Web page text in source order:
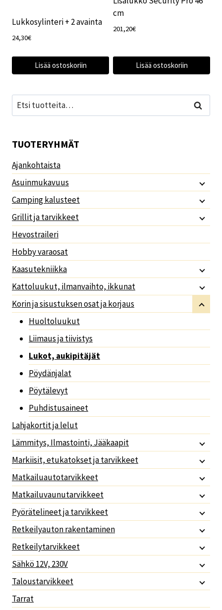
Lukkosylinteri + 2 avainta
24,30€
Lisää ostoskoriin
cm
201,20€
Lisää ostoskoriin
Etsi: Haku
TUOTERYHMÄT
Ajankohtaista
Asuinmukavuus
Camping kalusteet
Grillit ja tarvikkeet
Hevostraileri
Hobby varaosat
Kaasutekniikka
Kattoluukut, ilmanvaihto, ikkunat
Korin ja sisustuksen osat ja korjaus
Huoltoluukut
Liimaus ja tiivistys
Lukot, aukipitäjät
Pöydänjalat
Pöytälevyt
Puhdistusaineet
Lahjakortit ja lelut
Lämmitys, Ilmastointi, Jääkaapit
Markiisit, etukatokset ja tarvikkeet
Matkailuautotarvikkeet
Matkailuvaunutarvikkeet
Pyörätelineet ja tarvikkeet
Retkeilyauton rakentaminen
Retkeilytarvikkeet
Sähkö 12V, 230V
Taloustarvikkeet
Tarrat